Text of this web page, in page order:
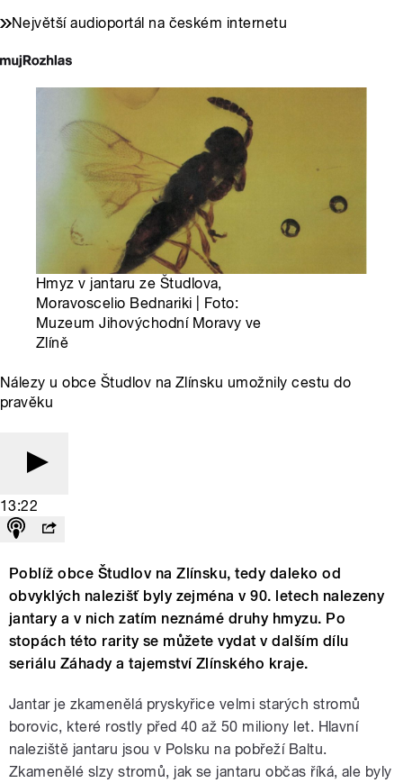
Největší audioportál na českém internetu
Hmyz v jantaru ze Študlova,
Moravoscelio Bednariki | Foto:
Muzeum Jihovýchodní Moravy ve
Zlíně
Nálezy u obce Študlov na Zlínsku umožnily cestu do
pravěku
13:22
Poblíž obce Študlov na Zlínsku, tedy daleko od
obvyklých nalezišť byly zejména v 90. letech nalezeny
jantary a v nich zatím neznámé druhy hmyzu. Po
stopách této rarity se můžete vydat v dalším dílu
seriálu Záhady a tajemství Zlínského kraje.
Jantar je zkamenělá pryskyřice velmi starých stromů
borovic, které rostly před 40 až 50 miliony let. Hlavní
naleziště jantaru jsou v Polsku na pobřeží Baltu.
Zkamenělé slzy stromů, jak se jantaru občas říká, ale byly